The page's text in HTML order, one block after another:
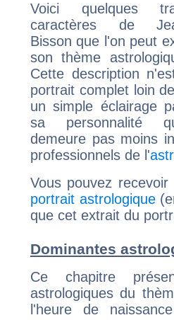
Voici quelques
caractères de
Bisson que l'on peut
son thème
Cette description
portrait complet loin
un simple éclairage
sa personnalité
demeure pas moins
professionnels de l'
Vous pouvez
portrait astrologique
que cet extrait du
Dominantes
Ce chapitre
astrologiques du
l'heure de